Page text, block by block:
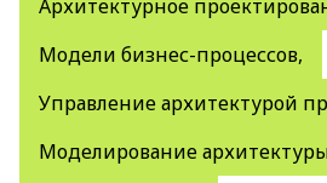
Архитектурное
Модели бизнес-процессов,
Управление архитектурой
Моделирование